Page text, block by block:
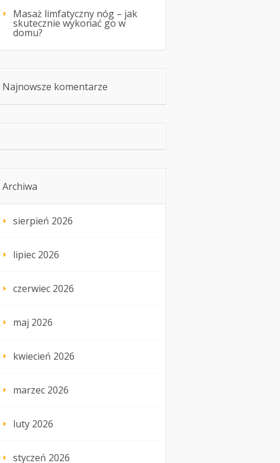
Masaż limfatyczny nóg – jak
skutecznie wykonać go w
domu?
Najnowsze komentarze
Archiwa
sierpień 2026
lipiec 2026
czerwiec 2026
maj 2026
kwiecień 2026
marzec 2026
luty 2026
styczeń 2026